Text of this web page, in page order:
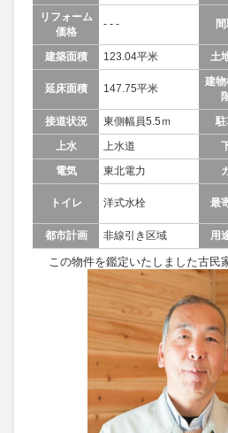
リフォーム
価格
- - -
建築面積 123.04平米 土
延床面積 147.75平米
建物
接道状況 東側幅員5.5ｍ
上水
上水道
電気
東北電力
トイレ 洋式水栓 最
都市計画
非線引き区域 用
この物件を鑑定いたしました古民